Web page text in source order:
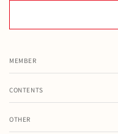
MEMBER
注文履歴
CONTENTS
OTHER